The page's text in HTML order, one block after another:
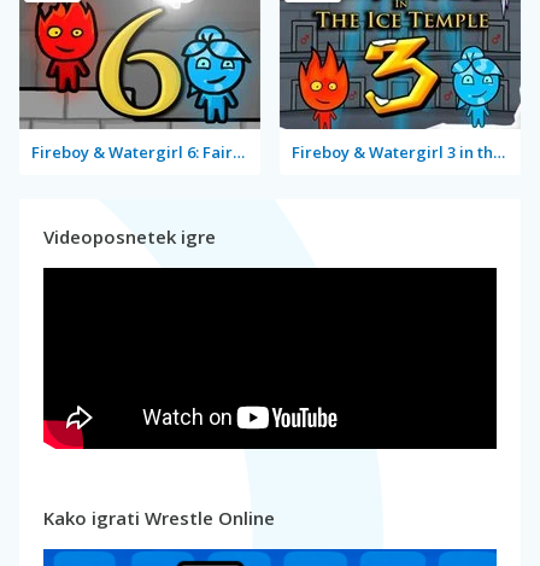
Fireboy & Watergirl 6: Fairy Tales Fireboy & Watergirl 3 in the Ice Temple
Videoposnetek igre
Kako igrati Wrestle Online